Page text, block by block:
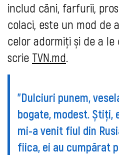
includ căni, farfurii,
colaci, este un mod de
celor adormiți și de a
scrie TVN.md.
"Dulciuri punem,
bogate, modest. Știți,
mi-a venit fiul din
fiica, ei au cumpărat